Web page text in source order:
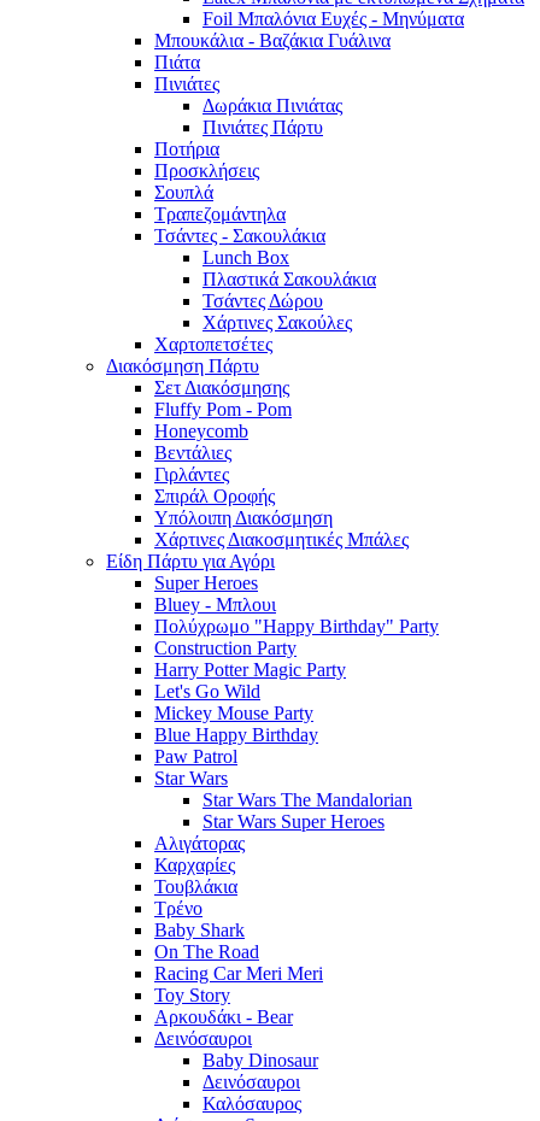
Foil Μπαλόνια Ευχές - Μηνύματα
Μπουκάλια - Βαζάκια Γυάλινα
Πιάτα
Πινιάτες
Δωράκια Πινιάτας
Πινιάτες Πάρτυ
Ποτήρια
Προσκλήσεις
Σουπλά
Τραπεζομάντηλα
Τσάντες - Σακουλάκια
Lunch Box
Πλαστικά Σακουλάκια
Τσάντες Δώρου
Χάρτινες Σακούλες
Χαρτοπετσέτες
Διακόσμηση Πάρτυ
Σετ Διακόσμησης
Fluffy Pom - Pom
Honeycomb
Βεντάλιες
Γιρλάντες
Σπιράλ Οροφής
Υπόλοιπη Διακόσμηση
Χάρτινες Διακοσμητικές Μπάλες
Είδη Πάρτυ για Αγόρι
Super Heroes
Bluey - Μπλουι
Πολύχρωμο "Happy Birthday" Party
Construction Party
Harry Potter Magic Party
Let's Go Wild
Mickey Mouse Party
Blue Happy Birthday
Paw Patrol
Star Wars
Star Wars The Mandalorian
Star Wars Super Heroes
Αλιγάτορας
Καρχαρίες
Τουβλάκια
Τρένο
Baby Shark
On The Road
Racing Car Meri Meri
Toy Story
Αρκουδάκι - Bear
Δεινόσαυροι
Baby Dinosaur
Δεινόσαυροι
Καλόσαυρος